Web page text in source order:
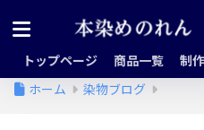
トップページ 商品一覧 制
ホーム
染物ブログ